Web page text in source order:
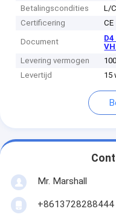
Betalingscondities
L/
Certificering
CE
Document
Levering vermogen
Levertijd
15
Mr. Marshall
+8613728288444